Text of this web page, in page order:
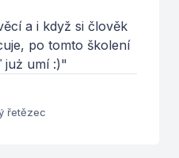
a i když si člověk
po tomto školení
już umí :)"
řetězec